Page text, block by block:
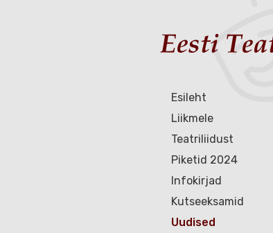
Esileht
Liikmele
Teatriliidust
Piketid 2024
Infokirjad
Kutseeksamid
Uudised